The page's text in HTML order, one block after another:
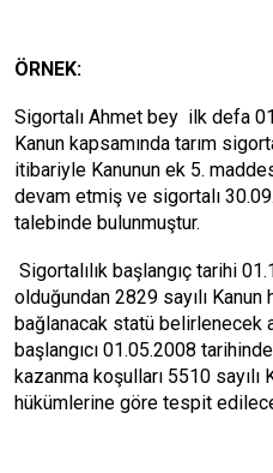
ÖRNEK:
Sigortalı Ahmet bey ilk defa
Kanun kapsamında tarım
itibariyle Kanunun ek 5.
devam etmiş ve sigortalı
talebinde bulunmuştur.
Sigortalılık başlangıç tarihi
olduğundan 2829 sayılı Kanun
bağlanacak statü belirlenecek
başlangıcı 01.05.2008
kazanma koşulları 5510 sayılı
hükümlerine göre tespit